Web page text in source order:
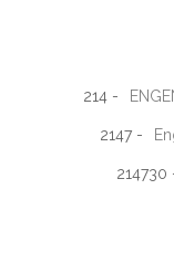
214 -
2147 -
214730